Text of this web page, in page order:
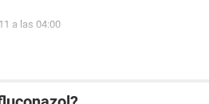
a las 04:00